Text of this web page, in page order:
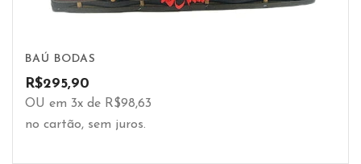
BAÚ BODAS
R$295,90
OU em 3x de R$98,63
no cartão, sem juros.